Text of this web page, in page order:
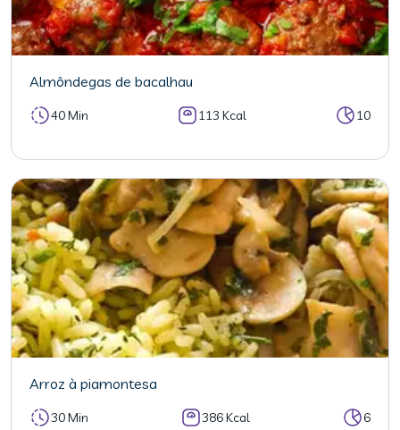
Almôndegas de bacalhau
40 Min 113 Kcal 10
Arroz à piamontesa
30 Min 386 Kcal 6